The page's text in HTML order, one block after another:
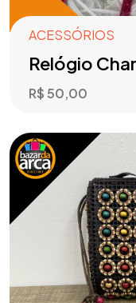
ACESSÓRIOS
Relógio
R$50,00